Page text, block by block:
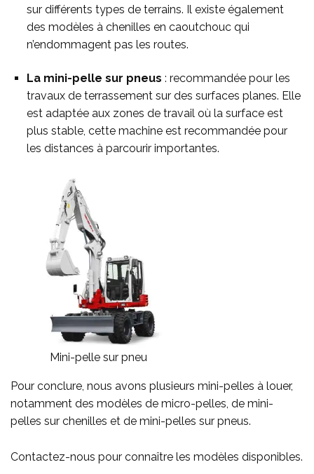
sur différents types de terrains. Il existe également
des modèles à chenilles en caoutchouc qui
n’endommagent pas les routes.
La mini-pelle sur pneus : recommandée pour les
travaux de terrassement sur des surfaces planes. Elle
est adaptée aux zones de travail où la surface est
plus stable, cette machine est recommandée pour
les distances à parcourir importantes.
Mini-pelle sur pneu
Pour conclure, nous avons plusieurs mini-pelles à louer,
notamment des modèles de micro-pelles, de mini-
pelles sur chenilles et de mini-pelles sur pneus.
Contactez-nous pour connaître les modèles disponibles.